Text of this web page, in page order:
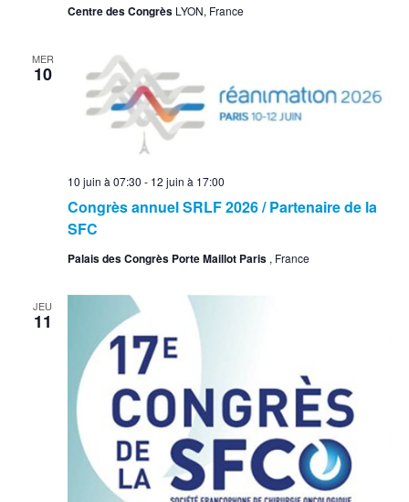
Centre des Congrès LYON, France
MER
10
Congrès annuel SRLF 2026 / Partenaire de la
SFC
10 juin à 07:30 - 12 juin à 17:00
Palais des Congrès Porte Maillot Paris , France
JEU
11